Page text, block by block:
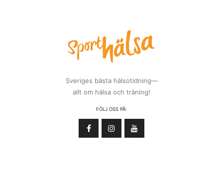
Sveriges bästa hälsotidning—
allt om hälsa och träning!
FÖLJ OSS PÅ: